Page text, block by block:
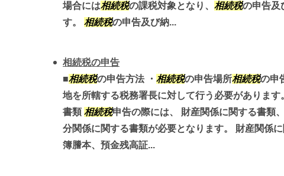
場合には相続税の課税対象となり、 相続税の申告及
す。 相続税の申告及び納...
相続税の申告
■相続税の申告方法 ・ 相続税の申告場所相続税の申
地を所轄する税務署長に対して行う必要があります
書類 相続税申告の際には、 財産関係に関する書類
分関係に関する書類が必要となります。 財産関係
簿謄本、預金残高証...